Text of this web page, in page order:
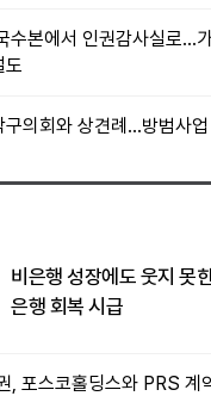
수본에서 인권감사실로…
도
의회와 상견례…방범사업
비은행 성장에도 웃지 못
은행 회복 시급
, 포스코홀딩스와 PRS